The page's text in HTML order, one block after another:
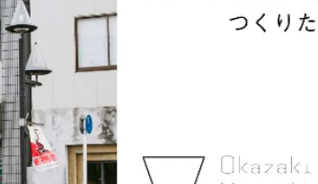
チャレンジ
CAMPFIREふるさと納税